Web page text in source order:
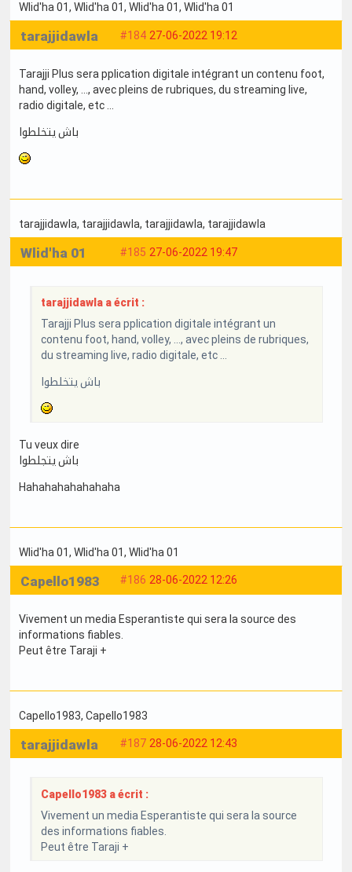
Wlid'ha 01, Wlid'ha 01, Wlid'ha 01, Wlid'ha 01
#184 27-06-2022 19:12
tarajjidawla
Tarajji Plus sera pplication digitale intégrant un contenu foot,
hand, volley, ..., avec pleins de rubriques, du streaming live,
radio digitale, etc ...
باش يتخلطوا
tarajjidawla, tarajjidawla, tarajjidawla, tarajjidawla
#185 27-06-2022 19:47
Wlid'ha 01
tarajjidawla a écrit :
Tarajji Plus sera pplication digitale intégrant un
contenu foot, hand, volley, ..., avec pleins de rubriques,
du streaming live, radio digitale, etc ...
باش يتخلطوا
Tu veux dire
باش يتجلطوا
Hahahahahahahaha
Wlid'ha 01, Wlid'ha 01, Wlid'ha 01
#186 28-06-2022 12:26
Capello1983
Vivement un media Esperantiste qui sera la source des
informations fiables.
Peut être Taraji +
Capello1983, Capello1983
#187 28-06-2022 12:43
tarajjidawla
Capello1983 a écrit :
Vivement un media Esperantiste qui sera la source
des informations fiables.
Peut être Taraji +